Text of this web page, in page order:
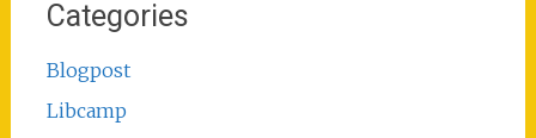
Categories
Blogpost
Libcamp